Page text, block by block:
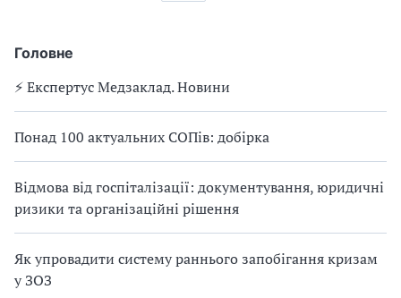
Головне
⚡️ Експертус Медзаклад. Новини
Понад 100 актуальних СОПів: добірка
Відмова від госпіталізації: документування, юридичні
ризики та організаційні рішення
Як упровадити систему раннього запобігання кризам
у ЗОЗ